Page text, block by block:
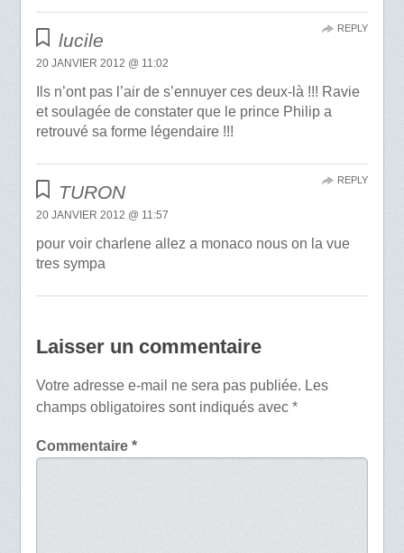
lucile
20 JANVIER 2012 @ 11:02
Ils n’ont pas l’air de s’ennuyer ces deux-là !!! Ravie
et soulagée de constater que le prince Philip a
retrouvé sa forme légendaire !!!
REPLY
TURON
20 JANVIER 2012 @ 11:57
pour voir charlene allez a monaco nous on la vue
tres sympa
REPLY
Laisser un commentaire
Votre adresse e-mail ne sera pas publiée. Les
champs obligatoires sont indiqués avec *
Commentaire *